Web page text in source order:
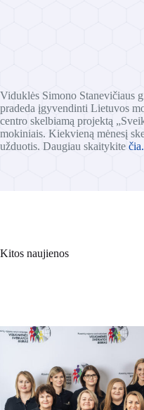
Viduklės Simono Stanevičiaus
pradeda įgyvendinti Lietuvos
centro skelbiamą projektą
mokiniais. Kiekvieną mėnesį
užduotis. Daugiau skaitykite čia.
Kitos naujienos